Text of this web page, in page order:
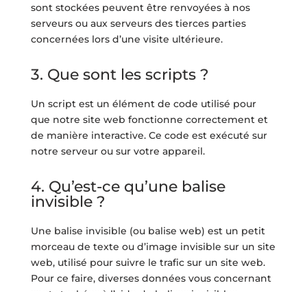
sont stockées peuvent être renvoyées à nos
serveurs ou aux serveurs des tierces parties
concernées lors d’une visite ultérieure.
3. Que sont les scripts ?
Un script est un élément de code utilisé pour
que notre site web fonctionne correctement et
de manière interactive. Ce code est exécuté sur
notre serveur ou sur votre appareil.
4. Qu’est-ce qu’une balise
invisible ?
Une balise invisible (ou balise web) est un petit
morceau de texte ou d’image invisible sur un site
web, utilisé pour suivre le trafic sur un site web.
Pour ce faire, diverses données vous concernant